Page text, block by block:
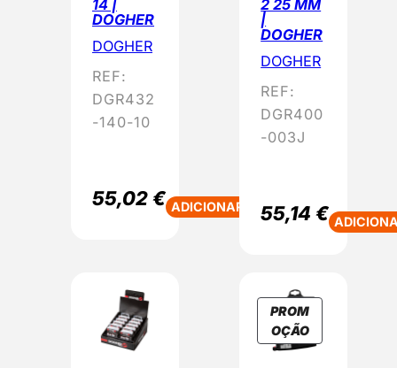
14 |
DOGHER
DOGHER
REF:
DGR432
-140-10
55,02€ ADICIONAR
2 25 MM
|
DOGHER
DOGHER
REF:
DGR400
-003J
55,14€
PROM
OÇÃOP
R